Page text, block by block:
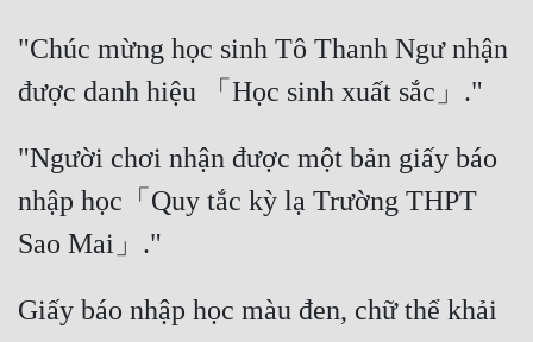
Đam Mỹ
Đẹp Hiệp
Tính Cách Nhân Vật :
"Chúc mừng học sinh Tô Thanh Ngư nhận
được danh hiệu 「Học sinh xuất sắc」."
"Người chơi nhận được một bản giấy báo
nhập học「Quy tắc kỳ lạ Trường THPT
Sao Mai」."
Giấy báo nhập học màu đen, chữ thể khải